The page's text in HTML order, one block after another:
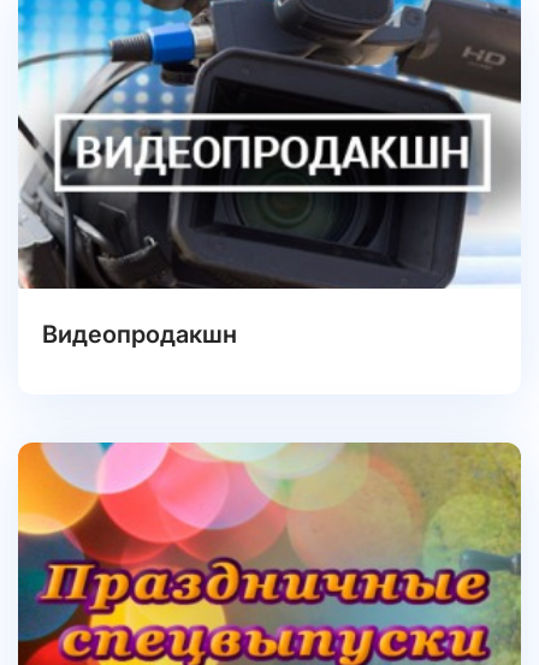
Видеопродакшн